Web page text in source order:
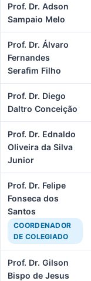
Prof. Dr. Adson
Sampaio Melo
Prof. Dr. Álvaro
Fernandes
Serafim Filho
Prof. Dr. Diego
Daltro Conceição
Prof. Dr. Ednaldo
Oliveira da Silva
Junior
Prof. Dr. Felipe
Fonseca dos
Santos
COORDENADOR
DE COLEGIADO
Prof. Dr. Gilson
Bispo de Jesus